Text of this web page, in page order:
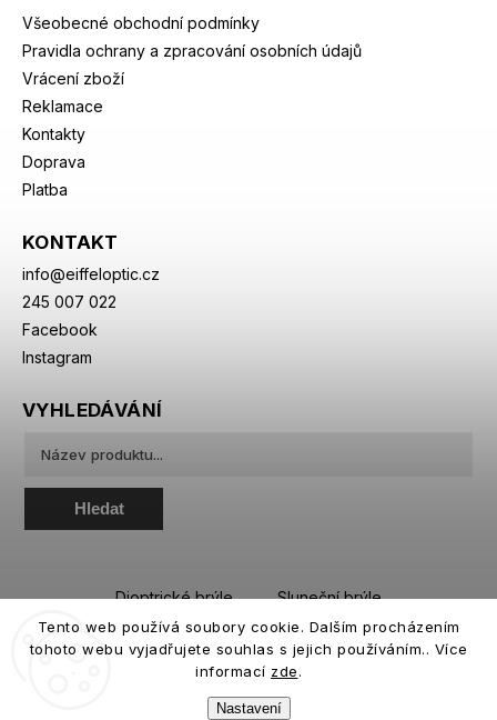
Tento web používá soubory cookie. Dalším procházením
tohoto webu vyjadřujete souhlas s jejich používáním.. Více
informací zde.
Nastavení
Všeobecné obchodní podmínky
Pravidla ochrany a zpracování osobních údajů
Vrácení zboží
Reklamace
Kontakty
Doprava
Platba
KONTAKT
info@eiffeloptic.cz
245 007 022
Facebook
Instagram
VYHLEDÁVÁNÍ
Hledat
Dioptrické brýle
Sluneční brýle
Sportovní brýle
Kontaktní čočky
Roztoky a oční kapky